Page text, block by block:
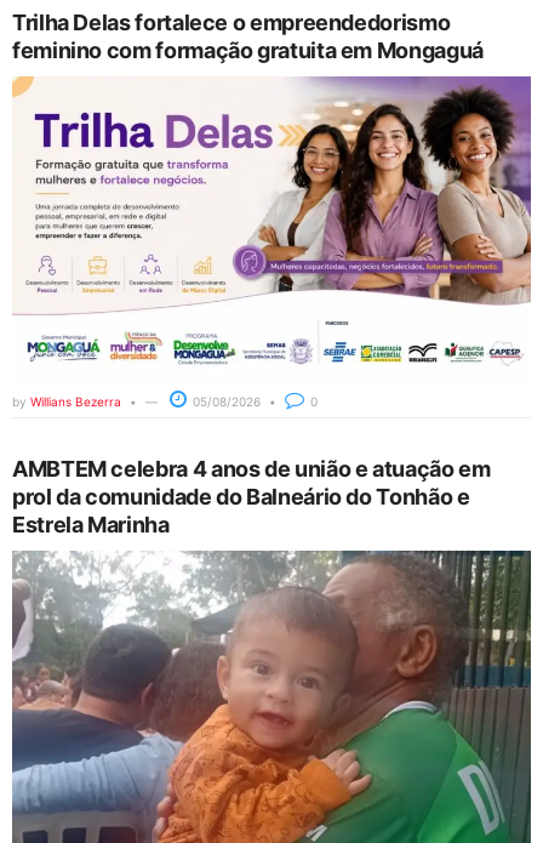
Trilha Delas fortalece o empreendedorismo
feminino com formação gratuita em Mongaguá
by Willians Bezerra 05/08/2026 0
AMBTEM celebra 4 anos de união e atuação em
prol da comunidade do Balneário do Tonhão e
Estrela Marinha